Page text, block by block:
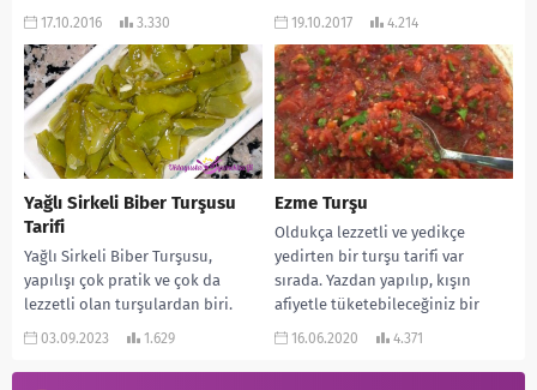
sebzelerle dolu. Durum böyle...
17.10.2016 3.330
yediğiniz...
19.10.2017 4.214
Yağlı Sirkeli Biber Turşusu
Tarifi
Yağlı Sirkeli Biber Turşusu,
yapılışı çok pratik ve çok da
lezzetli olan turşulardan biri.
Ayrıca iştah açıcı bir lezzet
03.09.2023 1.629
Ezme Turşu
Oldukça lezzetli ve yedikçe
yedirten bir turşu tarifi var
sırada. Yazdan yapılıp, kışın
afiyetle tüketebileceğiniz bir
lezzet. Sos yerine kahvaltılarda...
16.06.2020 4.371